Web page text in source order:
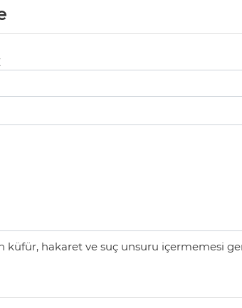
küfür, hakaret ve suç unsuru içermemesi